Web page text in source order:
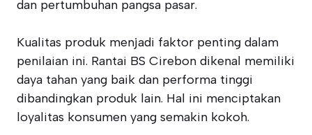
dan pertumbuhan pangsa pasar.
Kualitas produk menjadi faktor penting dalam
penilaian ini. Rantai BS Cirebon dikenal memiliki
daya tahan yang baik dan performa tinggi
dibandingkan produk lain. Hal ini menciptakan
loyalitas konsumen yang semakin kokoh.